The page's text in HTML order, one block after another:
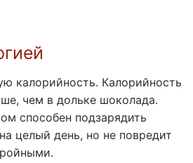
калорийность. Калорийность
чем в дольке шоколада.
способен подзарядить
целый день, но не повредит